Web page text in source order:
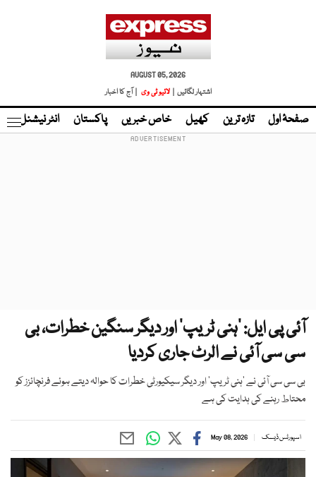
AUGUST 05, 2026
اشتہار لگائیں |
لائیو ٹی وی | آج کا اخبار
صفحۂ اول تازہ ترین کھیل خاص خبریں پاکستان انٹر نیشنل
آئی پی ایل: ’ہنی ٹریپ‘ اور دیگر سنگین خطرات، بی
سی سی آئی نے الرٹ جاری کردیا
بی سی سی آئی نے ’ہنی ٹریپ‘ اور دیگر سیکیورٹی خطرات کا حوالہ دیتے ہوئے فرنچائزز کو
محتاط رہنے کی ہدایت کی ہے
اسپورٹس ڈیسک May 08, 2026